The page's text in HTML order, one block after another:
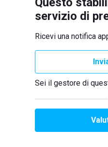
servizio di
Ricevi una notifica
Sei il gestore di